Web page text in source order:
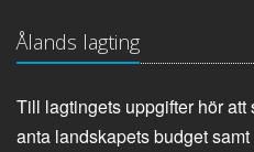
Ålands lagting
Till lagtingets uppgifter hör att
anta landskapets budget